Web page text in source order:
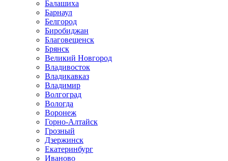
Балашиха
Барнаул
Белгород
Биробиджан
Благовещенск
Брянск
Великий Новгород
Владивосток
Владикавказ
Владимир
Волгоград
Вологда
Воронеж
Горно-Алтайск
Грозный
Дзержинск
Екатеринбург
Иваново